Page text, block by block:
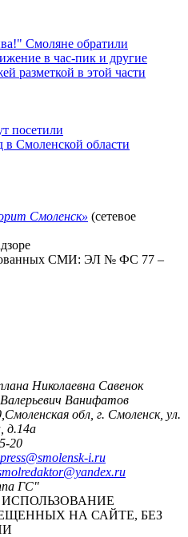
Смоляне обратили
в час-пик и другие
разметкой в этой части
посетили
в Смоленской области
Смоленск» (сетевое
СМИ: ЭЛ № ФС 77 –
Николаевна Савенок
Ванифатов
обл, г. Смоленск, ул.
д.14а
20
press@smolensk-i.ru
ГС"
НА САЙТЕ, БЕЗ